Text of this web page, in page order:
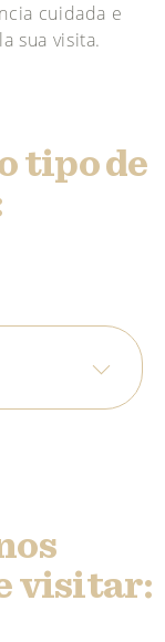
cuidada e
sua visita.
tipo de
visitar: